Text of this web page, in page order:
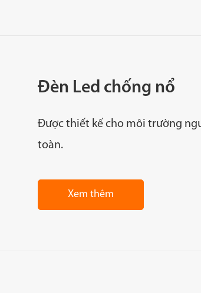
Đèn Led chống nổ
Được thiết kế cho môi trường
toàn.
Xem thêm